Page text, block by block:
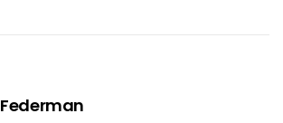
Federman